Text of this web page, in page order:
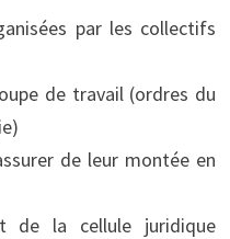
par les collectifs
de travail (ordres du
de leur montée en
de la cellule juridique